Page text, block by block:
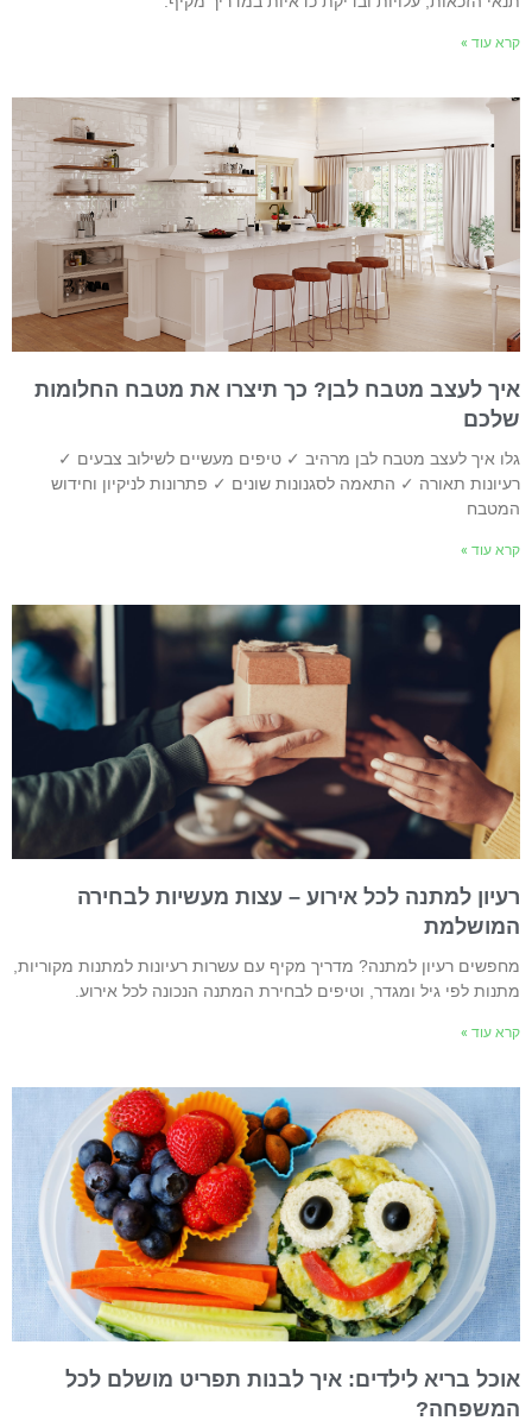
עוד »
לעצב מטבח לבן? כך תיצרו את מטבח החלומות
איך לעצב מטבח לבן מרהיב ✓ טיפים מעשיים לשילוב צבעים ✓
תאורה ✓ התאמה לסגנונות שונים ✓ פתרונות לניקיון וחידוש
עוד »
למתנה לכל אירוע – עצות מעשיות לבחירה
רעיון למתנה? מדריך מקיף עם עשרות רעיונות למתנות מקוריות,
לפי גיל ומגדר, וטיפים לבחירת המתנה הנכונה לכל אירוע.
עוד »
בריא לילדים: איך לבנות תפריט מושלם לכל